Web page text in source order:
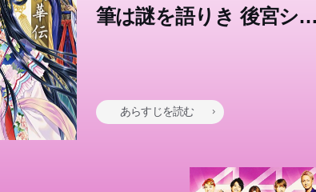
筆は謎を語りき 後宮シ
あらすじを読む